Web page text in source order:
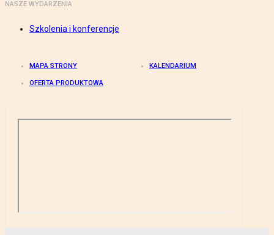
NASZE WYDARZENIA
Szkolenia i konferencje
MAPA STRONY KALENDARIUM
OFERTA PRODUKTOWA